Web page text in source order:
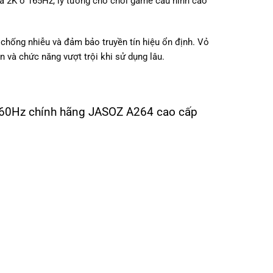
nhiễu và đảm bảo truyền tín hiệu ổn định. Vỏ
và chức năng vượt trội khi sử dụng lâu.
chính hãng JASOZ A264 cao cấp